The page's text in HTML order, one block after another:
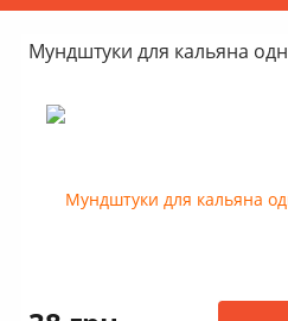
Мундштуки для кальяна